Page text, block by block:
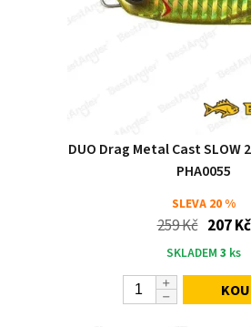
DUO Drag Metal Cast SLOW
PHA0055
SLEVA 20 %
259 Kč 207 Kč
SKLADEM 3 ks